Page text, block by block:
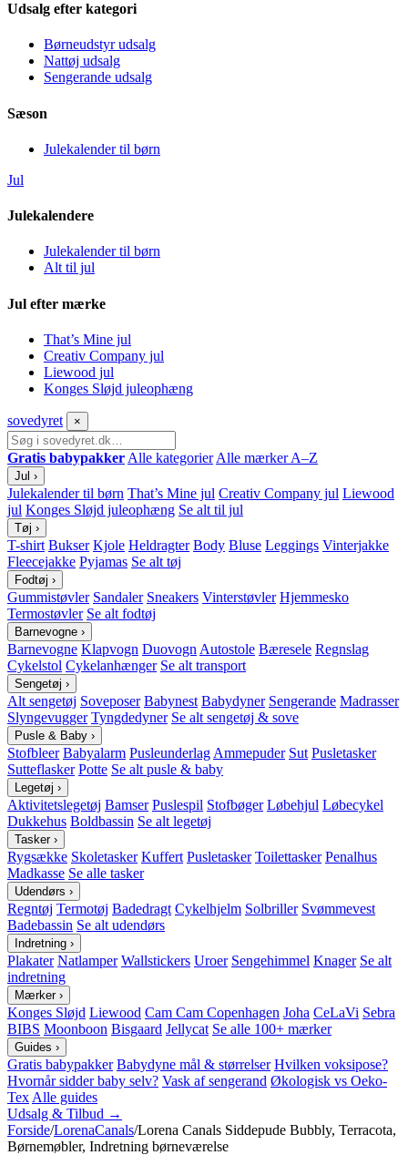
Udsalg efter kategori
Børneudstyr udsalg
Nattøj udsalg
Sengerande udsalg
Sæson
Julekalender til børn
Jul
Julekalendere
Julekalender til børn
Alt til jul
Jul efter mærke
That’s Mine jul
Creativ Company jul
Liewood jul
Konges Sløjd juleophæng
sovedyret ×
Gratis babypakker Alle kategorier Alle mærker A–Z
Jul ›
Julekalender til børn That’s Mine jul Creativ Company jul Liewood
jul Konges Sløjd juleophæng Se alt til jul
Tøj ›
T-shirt Bukser Kjole Heldragter Body Bluse Leggings Vinterjakke
Fleecejakke Pyjamas Se alt tøj
Fodtøj ›
Gummistøvler Sandaler Sneakers Vinterstøvler Hjemmesko
Termostøvler Se alt fodtøj
Barnevogne ›
Barnevogne Klapvogn Duovogn Autostole Bæresele Regnslag
Cykelstol Cykelanhænger Se alt transport
Sengetøj ›
Alt sengetøj Soveposer Babynest Babydyner Sengerande Madrasser
Slyngevugger Tyngdedyner Se alt sengetøj & sove
Pusle & Baby ›
Stofbleer Babyalarm Pusleunderlag Ammepuder Sut Pusletasker
Sutteflasker Potte Se alt pusle & baby
Legetøj ›
Aktivitetslegetøj Bamser Puslespil Stofbøger Løbehjul Løbecykel
Dukkehus Boldbassin Se alt legetøj
Tasker ›
Rygsække Skoletasker Kuffert Pusletasker Toilettasker Penalhus
Madkasse Se alle tasker
Udendørs ›
Regntøj Termotøj Badedragt Cykelhjelm Solbriller Svømmevest
Badebassin Se alt udendørs
Indretning ›
Plakater Natlamper Wallstickers Uroer Sengehimmel Knager Se alt
indretning
Mærker ›
Konges Sløjd Liewood Cam Cam Copenhagen Joha CeLaVi Sebra
BIBS Moonboon Bisgaard Jellycat Se alle 100+ mærker
Guides ›
Gratis babypakker Babydyne mål & størrelser Hvilken voksipose?
Hvornår sidder baby selv? Vask af sengerand Økologisk vs Oeko-
Tex Alle guides
Udsalg & Tilbud →
Forside/LorenaCanals/Lorena Canals Siddepude Bubbly, Terracota,
Børnemøbler, Indretning børneværelse